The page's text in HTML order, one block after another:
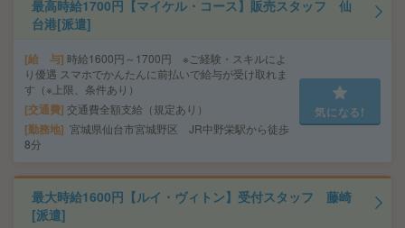
最高時給1700円【マイケル・コース】販売スタッフ 仙
台港[派遣]
給 与 時給1600円～1700円 ※ご経験・スキルによ
り優遇 スマホでかんたんに前払いで給与が受け取れま
す（※上限、条件あり）
交通費 交通費全額支給（規定あり）
勤務地 宮城県仙台市宮城野区 JR中野栄駅から徒歩
8分
気になる!
最大時給1600円【ルイ・ヴィトン】受付スタッフ 藤崎
[派遣]